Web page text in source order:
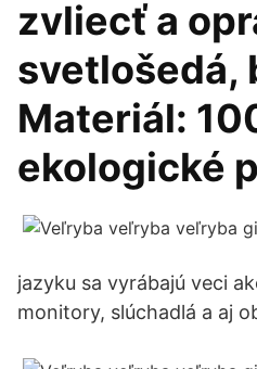
zvliecť a
svetlošedá,
Materiál:
ekologické
jazyku sa vyrábajú veci
monitory, slúchadlá a aj